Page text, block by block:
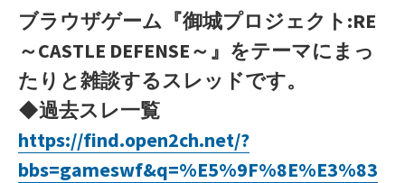
ブラウザゲーム『御城プロジェクト:RE
～CASTLE DEFENSE～』をテーマにまっ
たりと雑談するスレッドです。
◆過去スレ一覧
https://find.open2ch.net/?
bbs=gameswf&q=%E5%9F%8E%E3%83